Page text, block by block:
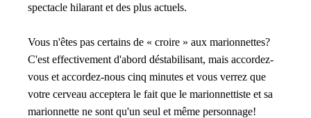
spectacle hilarant et des plus actuels.
Vous n'êtes pas certains de « croire » aux marionnettes?
C'est effectivement d'abord déstabilisant, mais accordez-
vous et accordez-nous cinq minutes et vous verrez que
votre cerveau acceptera le fait que le marionnettiste et sa
marionnette ne sont qu'un seul et même personnage!